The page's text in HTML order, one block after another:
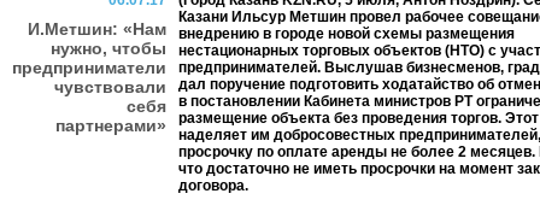
И.Метшин: «Нам
нужно, чтобы
предприниматели
чувствовали
себя
партнерами»
Казани Ильсур Метшин провел рабочее
внедрению в городе новой схемы размещения
нестационарных торговых объектов (НТО) с
предпринимателей. Выслушав бизнесменов,
дал поручение подготовить ходатайство об
в постановлении Кабинета министров РТ
размещение объекта без проведения торгов.
наделяет им добросовестных
просрочку по оплате аренды не более 2 месяцев.
что достаточно не иметь просрочки на момент
договора.